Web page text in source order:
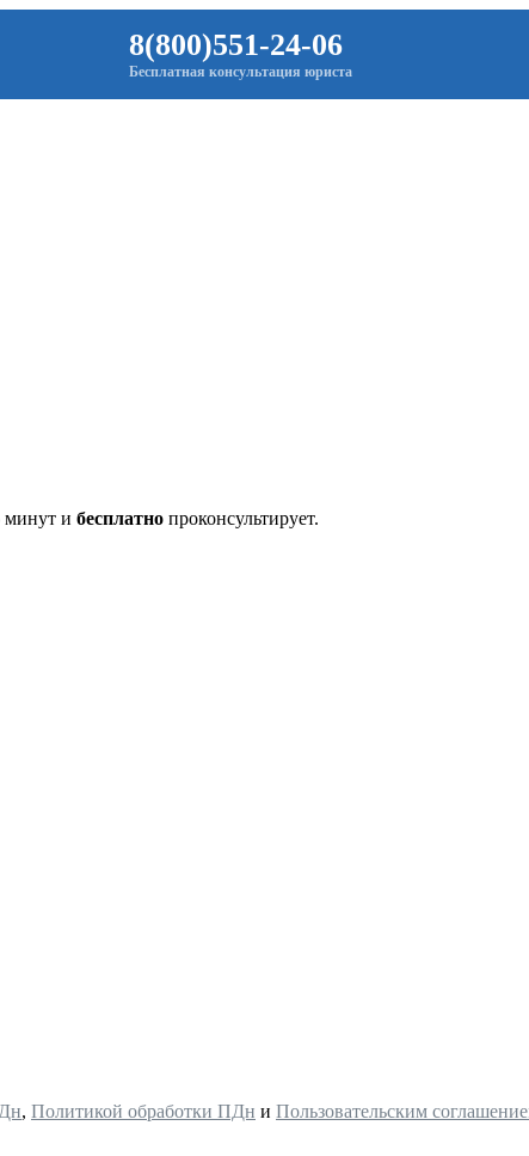
8(800)551-24-06
Бесплатная консультация юриста
минут и бесплатно проконсультирует.
, Политикой обработки ПДн и Пользовательским